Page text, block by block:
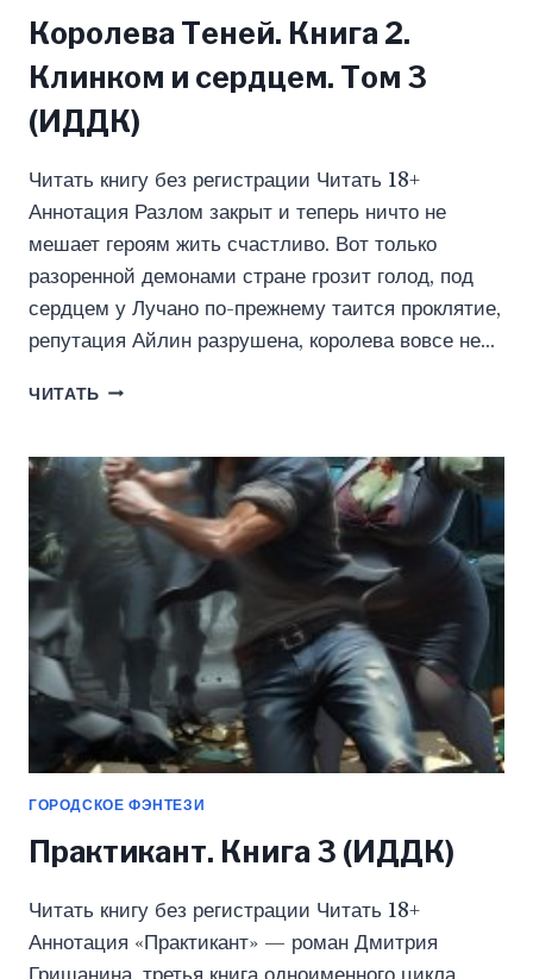
Королева Теней. Книга 2.
Клинком и сердцем. Том 3
(ИДДК)
Читать книгу без регистрации Читать 18+
Аннотация Разлом закрыт и теперь ничто не
мешает героям жить счастливо. Вот только
разоренной демонами стране грозит голод, под
сердцем у Лучано по-прежнему таится проклятие,
репутация Айлин разрушена, королева вовсе не…
ЧИТАТЬ КОРОЛЕВА
2.
КЛИНКОМ
И
СЕРДЦЕМ.
ТОМ
(ИДДК)
ГОРОДСКОЕ ФЭНТЕЗИ
Практикант. Книга 3 (ИДДК)
Читать книгу без регистрации Читать 18+
Аннотация «Практикант» — роман Дмитрия